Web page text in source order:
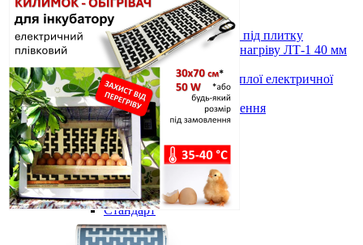
D3мм 1
Нагрівальні мати
Нагрівальні мати (тонкі) під плитку
Вуглецева стрічка для електронагріву ЛТ-1 40 мм
(5 м.п.)
Комплектуючі для монтажу теплої електричної
підлоги, кабеля
Показати усі Кабельні системи опалення
Дров'яні печі
Булер'яни
Буржуйки
Показати усі Дров'яні печі
Теплі килими з електро-підігрівом
Килимки 220 В
Стандарт
Універсал
Преміум